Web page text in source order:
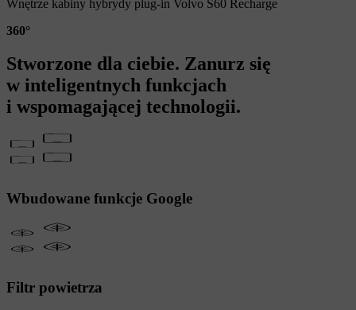
Wnętrze kabiny hybrydy plug-in Volvo S60 Recharge
360°
Stworzone dla ciebie. Zanurz się
w inteligentnych funkcjach
i wspomagającej technologii.
Wbudowane funkcje Google
Filtr powietrza